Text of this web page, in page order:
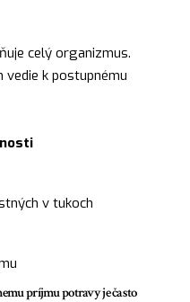
celý organizmus.
k postupnému
v tukoch
príjmu potravy je často